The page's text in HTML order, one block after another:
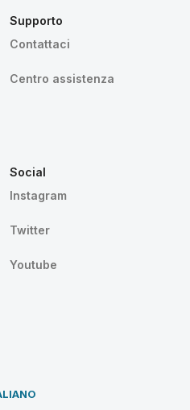
Supporto
Contattaci
Centro assistenza
Social
Instagram
Twitter
Youtube